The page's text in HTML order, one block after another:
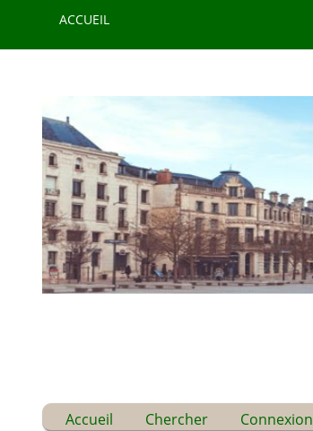
ACCUEIL
Accueil Chercher Connexion